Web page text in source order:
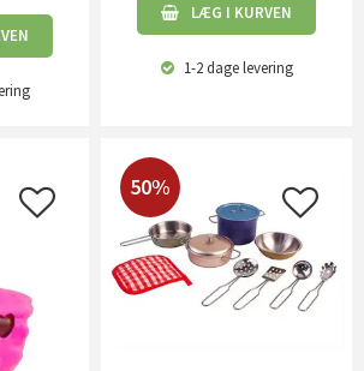
LÆG I KURVEN
1-2 dagelevering
50%